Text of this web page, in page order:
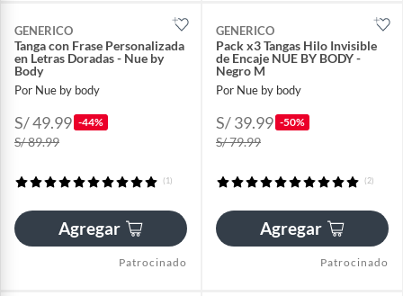
GENERICO
Tanga con Frase Personalizada
en Letras Doradas - Nue by
Body
Por Nue by body
S/ 49.99 -44%
S/ 89.99
(1)
Agregar
Patrocinado
GENERICO
Pack x3 Tangas Hilo Invisible
de Encaje NUE BY BODY -
Negro M
Por Nue by body
S/ 39.99 -50%
S/ 79.99
(2)
Agregar
Patrocinado